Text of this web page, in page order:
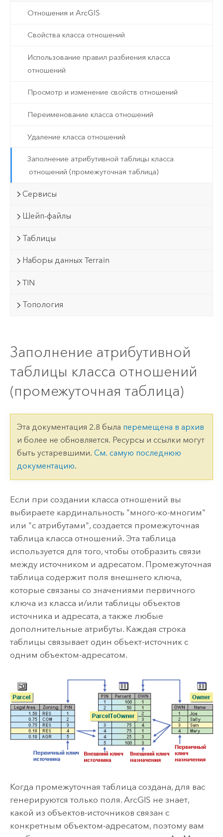
Отношения и ArcGIS
Свойства класса отношений
Использование правил разбиения класса
отношений
Просмотр и изменение свойств отношений
Переименование класса отношений
Удаление класса отношений
Заполнение атрибутивной таблицы класса
отношений (промежуточная таблица)
Сервисы
Шейп-файлы
Таблицы
Наборы данных Terrain
TIN
Топология
Заполнение атрибутивной
таблицы класса отношений
(промежуточная таблица)
Эта документация 2.8 была перемещена в архив
и более не обновляется. Ресурсы и ссылки могут
быть устаревшими. См. самую последнюю
документацию.
Если при создании класса отношений вы
выбираете кардинальность "много-ко-многим"
или "с атрибутами", создается промежуточная
таблица класса отношений. Эта таблица
используется для того, чтобы отобразить связи
между источником и адресатом. Промежуточная
таблица содержит поля внешнего ключа,
которые связаны со значениями первичного
ключа из класса и/или таблицы объектов
источника и адресата, а также любые
дополнительные атрибуты. Каждая строка
таблицы связывает один объект-источник с
одним объектом-адресатом.
Когда промежуточная таблица создана, для вас
генерируются только поля. ArcGIS не знает,
какой из объектов-источников связан с
конкретным объектом-адресатом, поэтому вам